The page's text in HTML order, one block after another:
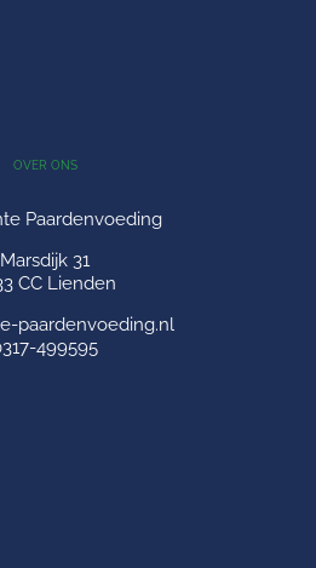
OVER ONS
Paardenvoeding
Marsdijk 31
CC Lienden
paardenvoeding.nl
499595